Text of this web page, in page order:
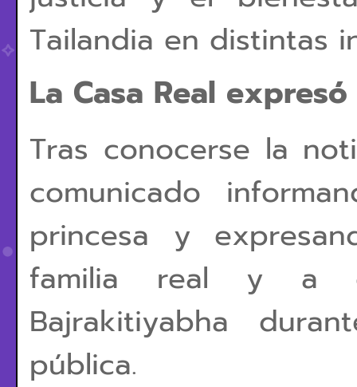
Tailandia en distintas
La Casa Real
Tras conocerse la
comunicado
princesa y
familia real y a
Bajrakitiyabha
pública.